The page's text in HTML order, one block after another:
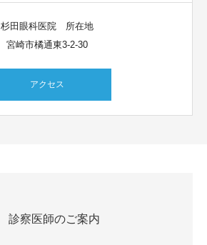
杉田眼科医院 所在地
宮崎市橘通東3-2-30
アクセス
診察医師のご案内